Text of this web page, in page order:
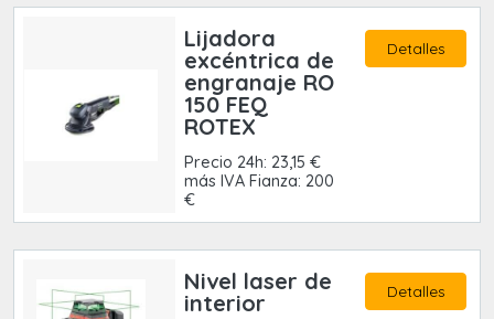
Lijadora
excéntrica de
engranaje RO
150 FEQ
ROTEX
Precio 24h: 23,15 €
más IVA Fianza: 200
€
Detalles
Nivel laser de
interior
Detalles